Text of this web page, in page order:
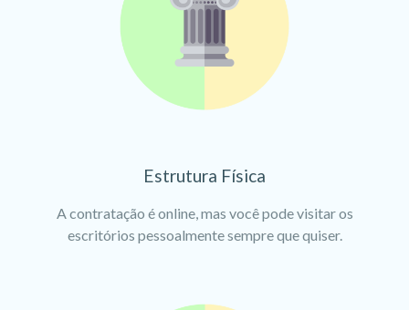
Estrutura Física
A contratação é online, mas você pode visitar os
escritórios pessoalmente sempre que quiser.